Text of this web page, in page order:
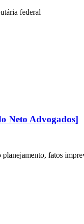
federal
Neto Advogados]
fatos